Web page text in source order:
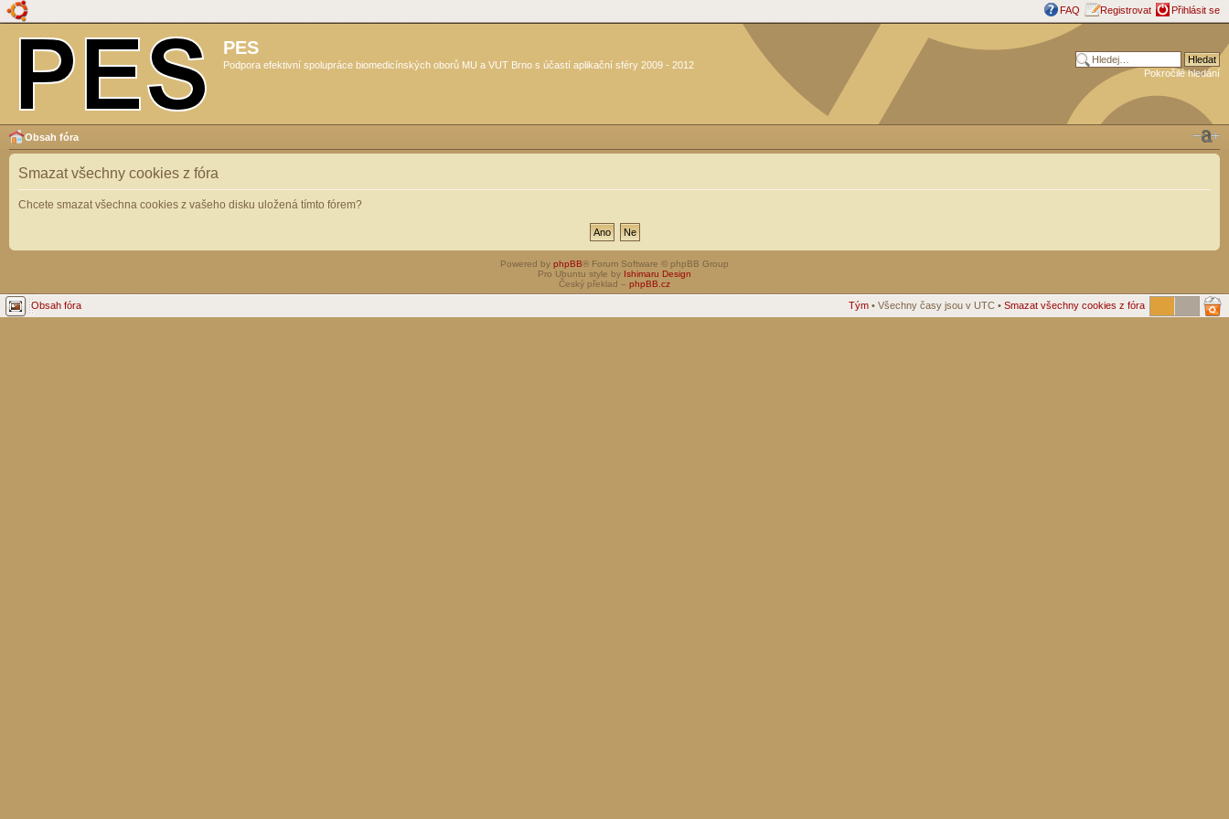
FAQ Registrovat Přihlásit se
PES
Podpora efektivní spolupráce biomedicínských oborů MU a VUT Brno s účastí aplikační sféry 2009 - 2012
Pokročilé hledání
Obsah fóra
Smazat všechny cookies z fóra
Chcete smazat všechna cookies z vašeho disku uložená tímto fórem?
Powered by phpBB® Forum Software © phpBB Group
Pro Ubuntu style by Ishimaru Design
Český překlad – phpBB.cz
Obsah fóra Tým • Všechny časy jsou v UTC • Smazat všechny cookies z fóra